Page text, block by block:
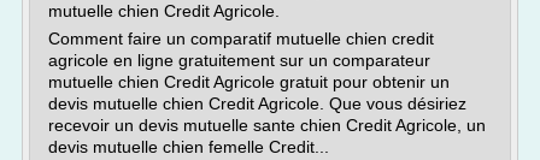
mutuelle chien Credit Agricole.
Comment faire un comparatif mutuelle chien credit
agricole en ligne gratuitement sur un comparateur
mutuelle chien Credit Agricole gratuit pour obtenir un
devis mutuelle chien Credit Agricole. Que vous désiriez
recevoir un devis mutuelle sante chien Credit Agricole, un
devis mutuelle chien femelle Credit...